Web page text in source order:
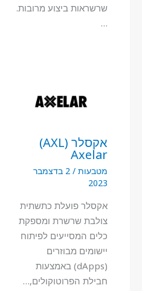
שרשראות ביצוע מרובות.
…
אקסלר (AXL)
Axelar
מטבעות /
2 בדצמבר
2023
אקסלר פועלת כתשתית
צולבת שרשרת ומספקת
כלים המסייעים לפיתוח
יישומים מבוזרים
(dApps) באמצעות
חבילת הפרוטוקולים,…